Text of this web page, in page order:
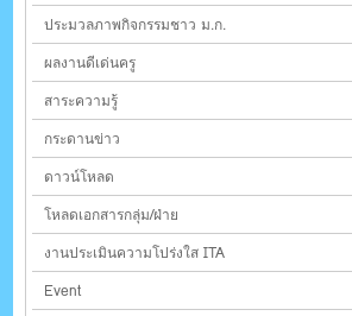
ประมวลภาพกิจกรรมชาว ม.ก.
ผลงานดีเด่นครู
สาระความรู้
กระดานข่าว
ดาวน์โหลด
โหลดเอกสารกลุ่ม/ฝ่าย
งานประเมินความโปร่งใส ITA
Event